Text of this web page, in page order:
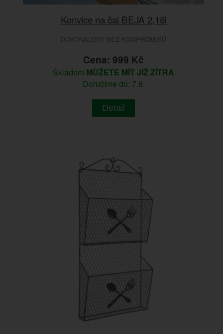
Konvice na čaj BEJA 2,18l
DOKONALOST BEZ KOMPROMISŮ
Cena: 999 Kč
Skladem MŮŽETE MÍT JIŽ ZÍTRA
Doručíme do: 7.8.
Detail